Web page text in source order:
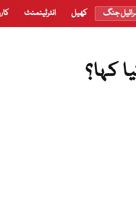
جنگ کھیل انٹرٹینمنٹ
کہا؟